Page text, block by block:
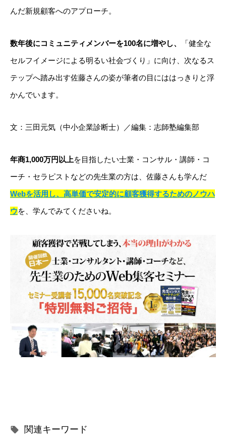
んだ新規顧客へのアプローチ。
数年後にコミュニティメンバーを100名に増やし、 「健全な
セルフイメージによる明るい社会づくり」 に向け、次なるス
テップへ踏み出す佐藤さんの姿が筆者の目にははっきりと浮
かんでいます。
文：三田元気（中小企業診断士）／編集：志師塾編集部
年商1,000万円以上を目指したい士業・コンサル・講師・コ
ーチ・セラピストなどの先生業の方は、佐藤さんも学んだ
Webを活用し、高単価で安定的に顧客獲得するためのノウハ
ウを、学んでみてくださいね。
関連キーワード